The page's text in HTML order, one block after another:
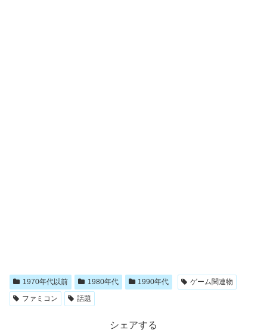
1970年代以前 1980年代 1990年代
ゲーム関連物
ファミコン
話題
シェアする